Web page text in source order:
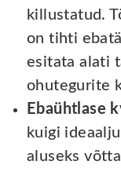
killustatud.
on tihti
esitata alati
ohutegurite
Ebaühtlase
kuigi
aluseks